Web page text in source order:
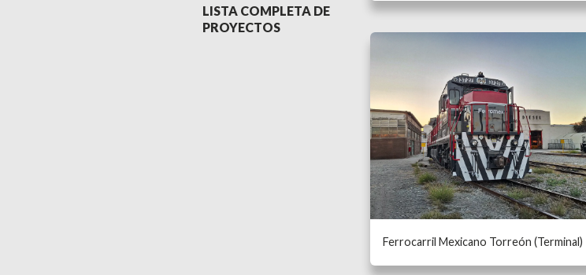
LISTA COMPLETA DE
PROYECTOS
Ferrocarril Mexicano Torreón (Terminal)